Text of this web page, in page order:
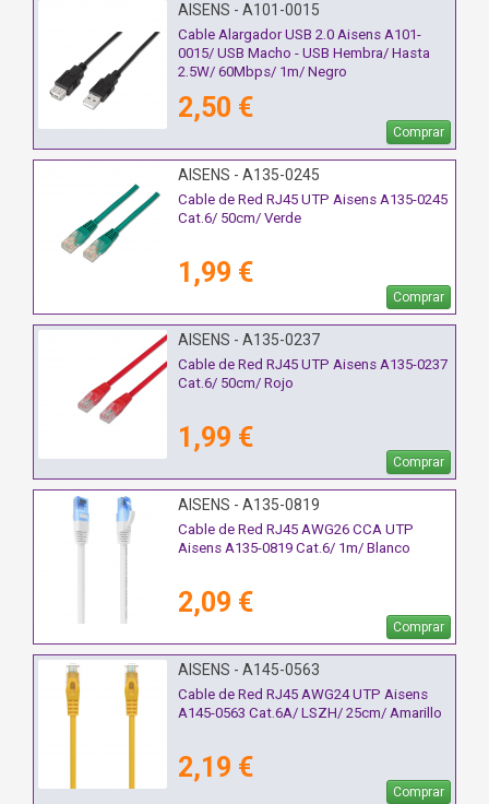
AISENS - A101-0015
Cable Alargador USB 2.0 Aisens A101-
0015/ USB Macho - USB Hembra/ Hasta
2.5W/ 60Mbps/ 1m/ Negro
2,50 €
Comprar
AISENS - A135-0245
Cable de Red RJ45 UTP Aisens A135-0245
Cat.6/ 50cm/ Verde
1,99 €
Comprar
AISENS - A135-0237
Cable de Red RJ45 UTP Aisens A135-0237
Cat.6/ 50cm/ Rojo
1,99 €
Comprar
AISENS - A135-0819
Cable de Red RJ45 AWG26 CCA UTP
Aisens A135-0819 Cat.6/ 1m/ Blanco
2,09 €
Comprar
AISENS - A145-0563
Cable de Red RJ45 AWG24 UTP Aisens
A145-0563 Cat.6A/ LSZH/ 25cm/ Amarillo
2,19 €
Comprar